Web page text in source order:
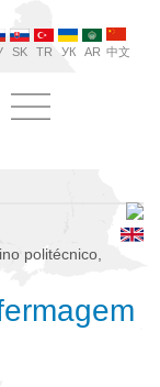
SK TR УК AR 中文
politécnico,